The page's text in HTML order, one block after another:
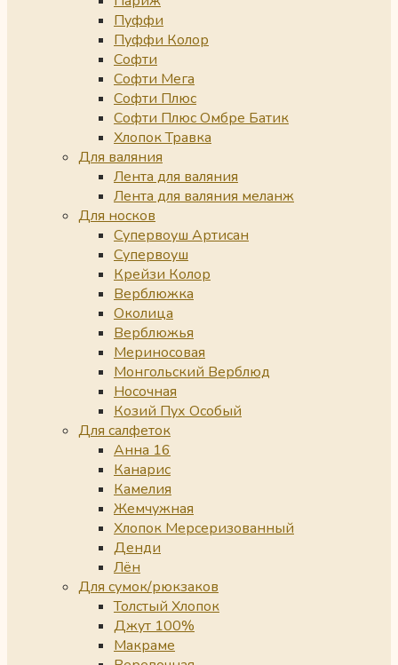
Пуффи
Пуффи Колор
Софти
Софти Мега
Софти Плюс
Софти Плюс Омбре Батик
Хлопок Травка
Для валяния
Лента для валяния
Лента для валяния меланж
Для носков
Супервоуш Артисан
Супервоуш
Крейзи Колор
Верблюжка
Околица
Верблюжья
Мериносовая
Монгольский Верблюд
Носочная
Козий Пух Особый
Для салфеток
Анна 16
Канарис
Камелия
Жемчужная
Хлопок Мерсеризованный
Денди
Лён
Для сумок/рюкзаков
Толстый Хлопок
Джут 100%
Макраме